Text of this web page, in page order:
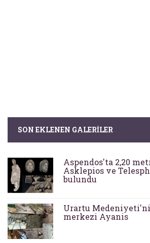
SON EKLENEN GALERILER
Aspendos'ta 2,20
Asklepios ve
bulundu
Urartu
merkezi Ayanis